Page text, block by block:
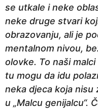
se utkale i neke
neke druge stvari
obrazovanju, ali je
mentalnom nivou,
olovke. To naši
tu mogu da idu
neka djeca koja
u „Malcu genijalcu“.